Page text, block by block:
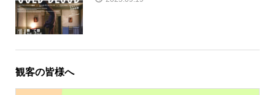
観客の皆様へ